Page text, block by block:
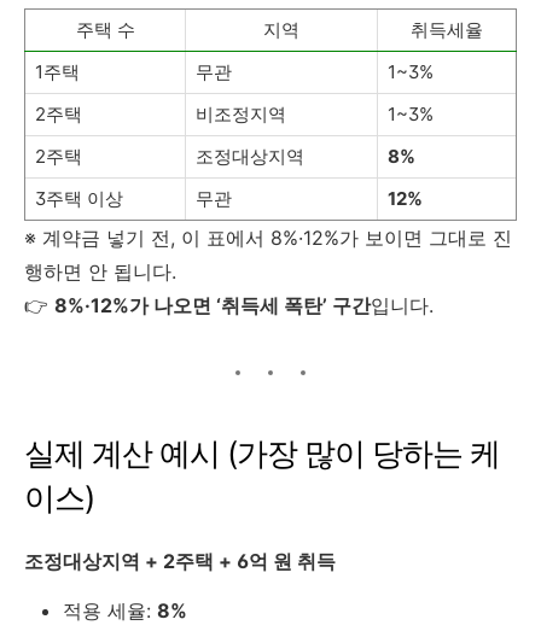
주택 수 지역
취득세율
1주택
무관
1~3%
2주택
비조정지역
1~3%
2주택
조정대상지역
8%
3주택 이상
무관 12%
※ 계약금 넣기 전, 이 표에서 8%·12%가 보이면 그대로 진
행하면 안 됩니다.
👉 8%·12%가 나오면 ‘취득세 폭탄’ 구간입니다.
실제 계산 예시 (가장 많이 당하는 케
이스)
조정대상지역 + 2주택 + 6억 원 취득
적용 세율: 8%